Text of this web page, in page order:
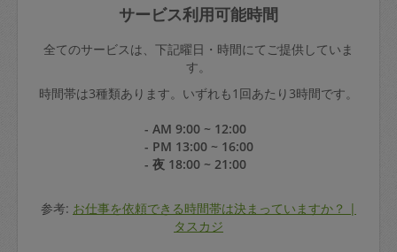
サービス利用可能時間
全てのサービスは、下記曜日・時間にてご提供していま
す。
時間帯は3種類あります。いずれも1回あたり3時間です。
- AM 9:00 ~ 12:00
- PM 13:00 ~ 16:00
- 夜 18:00 ~ 21:00
参考: お仕事を依頼できる時間帯は決まっていますか？ |
タスカジ